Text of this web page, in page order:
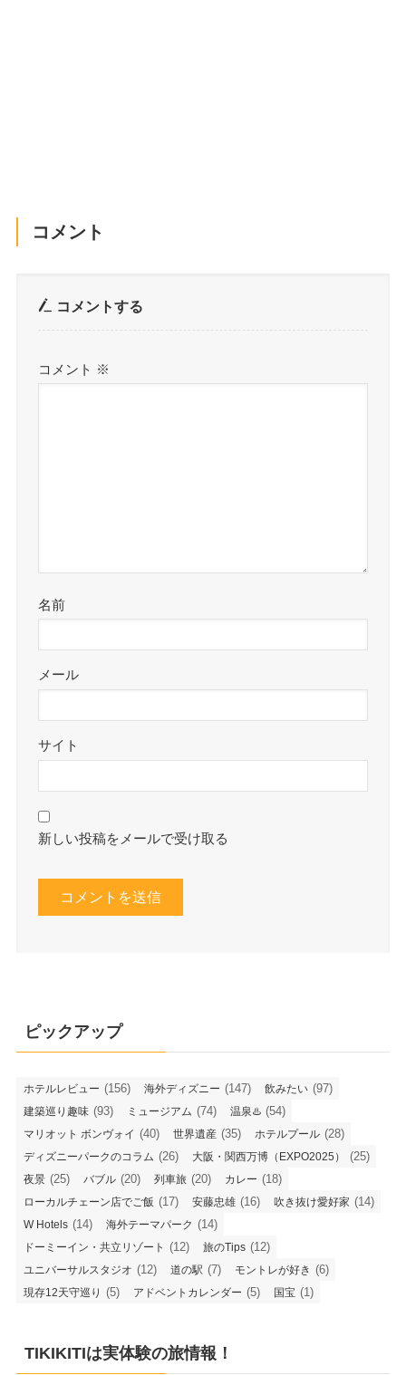
コメント
コメントする
コメント ※
名前
メール
サイト
新しい投稿をメールで受け取る
ピックアップ
ホテルレビュー (156) 海外ディズニー (147) 飲みたい (97)
建築巡り趣味 (93) ミュージアム (74) 温泉♨️ (54)
マリオット ボンヴォイ (40) 世界遺産 (35) ホテルプール (28)
ディズニーパークのコラム (26) 大阪・関西万博（EXPO2025） (25)
夜景 (25) バブル (20) 列車旅 (20) カレー (18)
ローカルチェーン店でご飯 (17) 安藤忠雄 (16) 吹き抜け愛好家 (14)
W Hotels (14) 海外テーマパーク (14)
ドーミーイン・共立リゾート (12) 旅のTips (12)
ユニバーサルスタジオ (12) 道の駅 (7) モントレが好き (6)
現存12天守巡り (5) アドベントカレンダー (5) 国宝 (1)
TIKIKITIは実体験の旅情報！